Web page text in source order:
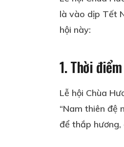
là vào dịp Tết
hội này:
1. Thời
Lễ hội Chùa
“Nam thiên đệ
để thắp hương,